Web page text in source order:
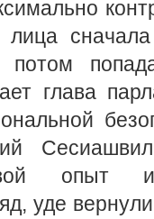
глава
опыт и
уде